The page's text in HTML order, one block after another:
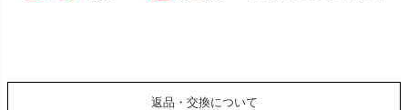
返品・交換について